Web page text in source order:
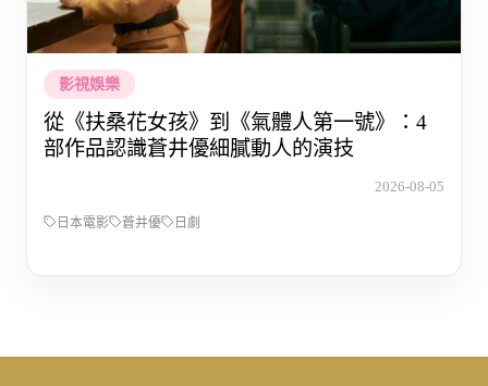
影視娛樂
從《扶桑花女孩》到《氣體人第一號》：4
部作品認識蒼井優細膩動人的演技
2026-08-05
日本電影 蒼井優 日劇